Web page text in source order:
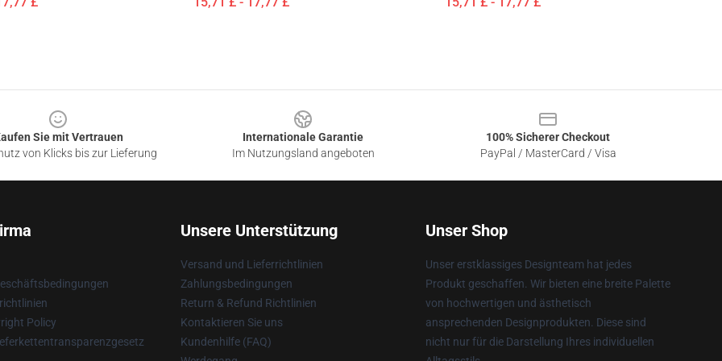
Sie mit Vertrauen
von Klicks bis zur Lieferung
Internationale Garantie
Im Nutzungsland angeboten
100% Sicherer Checkout
PayPal / MasterCard / Visa
Policy
Unsere Unterstützung
Versand und Lieferrichtlinien
Zahlungsbedingungen
Return & Refund Richtlinien
Kontaktieren Sie uns
Kundenhilfe (FAQ)
Unser Shop
Unser erstklassiges Designteam hat jedes
Produkt geschaffen. Wir bieten eine breite Palette
von hochwertigen und ästhetisch
ansprechenden Designprodukten. Diese sind
nicht nur für die Darstellung Ihres individuellen